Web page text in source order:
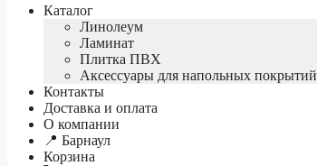
Каталог
Линолеум
Ламинат
Плитка ПВХ
Аксессуары для напольных покрытий
Контакты
Доставка и оплата
О компании
📍 Барнаул
Корзина